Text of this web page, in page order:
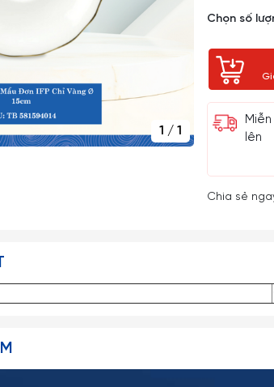
1 /1
Chọn số
lên
Chia sẻ